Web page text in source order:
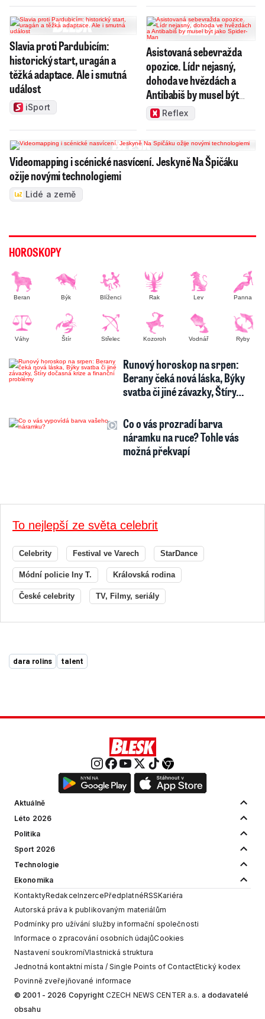
Slavia proti Pardubicím:
historický start, uragán a
těžká adaptace. Ale i smutná
událost
iSport
Asistovaná sebevražda
opozice. Lídr nejasný,
dohoda ve hvězdách a
Antibabiš by musel být
jako Spider-Man
Reflex
Videomapping i scénické nasvícení. Jeskyně Na Špičáku
ožije novými technologiemi
Lidé a země
HOROSKOPY
Beran Býk Blíženci Rak Lev Panna
Váhy Štír Střelec Kozoroh Vodnář Ryby
Runový horoskop na srpen:
Berany čeká nová láska, Býky
svatba či jiné závazky, Štíry…
Co o vás prozradí barva
náramku na ruce? Tohle vás
možná překvapí
To nejlepší ze světa celebrit
Celebrity Festival ve Varech StarDance
Módní policie Iny T. Královská rodina
České celebrity TV, Filmy, seriály
dara rolins talent
Aktuálně
Léto 2026
Politika
Sport 2026
Technologie
Ekonomika
KontaktyRedakceInzercePředplatnéRSSKariéra
Autorská práva k publikovaným materiálům
Podmínky pro užívání služby informační společnosti
Informace o zpracování osobních údajůCookies
Nastavení soukromíVlastnická struktura
Jednotná kontaktní místa / Single Points of ContactEtický kodex
Povinně zveřejňované informace
© 2001 - 2026 Copyright CZECH NEWS CENTER a.s. a dodavatelé
obsahu